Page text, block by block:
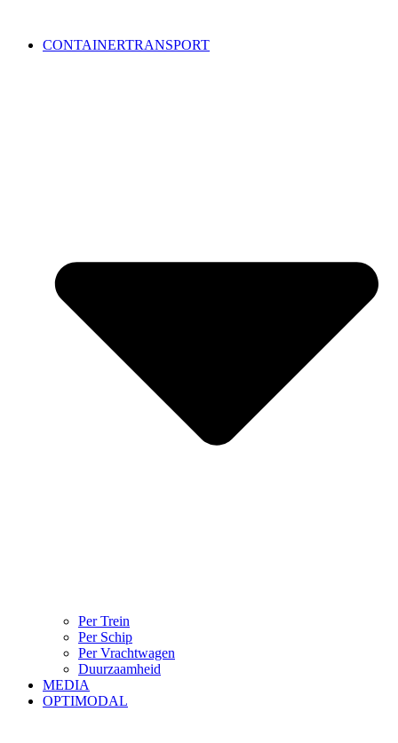
CONTAINERTRANSPORT
Per Trein
Per Schip
Per Vrachtwagen
Duurzaamheid
MEDIA
OPTIMODAL